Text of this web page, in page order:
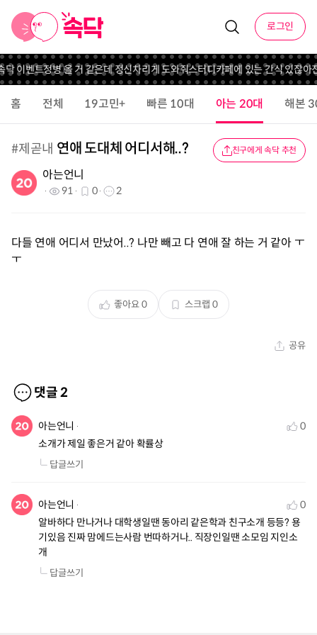
로그인
닥 이벤트정병 올 거 같은데 정신차리게 도와줘스터디카페에 있는 간식 있잖아
홈 전체 19고민+ 빠른 10대 아는 20대 해본
#제곧내 연애 도대체 어디서해..? 친구에게 속닥 추천
아는언니
91 0 2
다들 연애 어디서 만났어..? 나만 빼고 다 연애 잘 하는 거 같아 ㅜ
ㅜ
좋아요0 스크랩 0
공유
댓글2
아는언니
0
소개가 제일 좋은거 같아 확률상
답글쓰기
아는언니
0
알바하다 만나거나 대학생일땐 동아리 같은학과 친구소개 등등? 용
기있음 진짜 맘에드는사람 번따하거나.. 직장인일땐 소모임 지인소
개
답글쓰기